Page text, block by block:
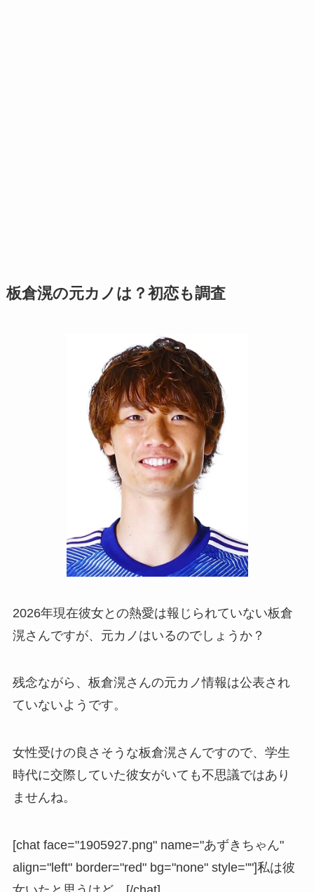
板倉滉の元カノは？初恋も調査
2026年現在彼女との熱愛は報じられていない板倉
滉さんですが、元カノはいるのでしょうか？
残念ながら、 板倉滉さんの元カノ情報は公表され
ていないよう です。
女性受けの良さそうな板倉滉さんですので、学生
時代に交際していた彼女がいても不思議ではあり
ませんね。
[chat face="1905927.png" name="あずきちゃん"
align="left" border="red" bg="none" style=""]私は彼